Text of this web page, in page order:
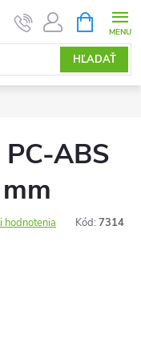
HĽADAŤ
KOŠÍK
ABS
hodnotenia Kód: 7314